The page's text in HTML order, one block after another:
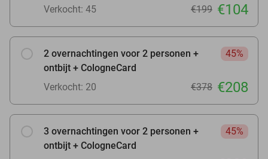
Verkocht: 45 €199 €104
2 overnachtingen voor 2 personen +
ontbijt + CologneCard
45%
Verkocht: 20 €378 €208
3 overnachtingen voor 2 personen +
ontbijt + CologneCard
45%